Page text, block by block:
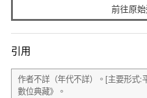
前往原
引用